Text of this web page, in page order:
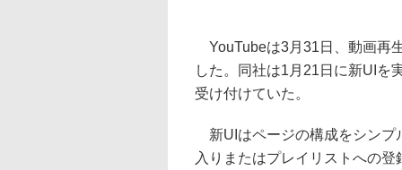
YouTubeは3月31日、動画再
した。同社は1月21日に新UIを
受け付けていた。
新UIはページの構成をシンプ
入りまたはプレイリストへの